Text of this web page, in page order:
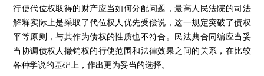
行使代位权取得的财产应当如何分配问题，最高人民法院的司法
解释实际上是采取了代位权人优先受偿说，这一规定突破了债权
平等原则，与其作为债权的性质也不符合。民法典合同编应当妥
当协调债权人撤销权的行使范围和法律效果之间的关系，在比较
各种学说的基础上，作出更为妥当的选择。